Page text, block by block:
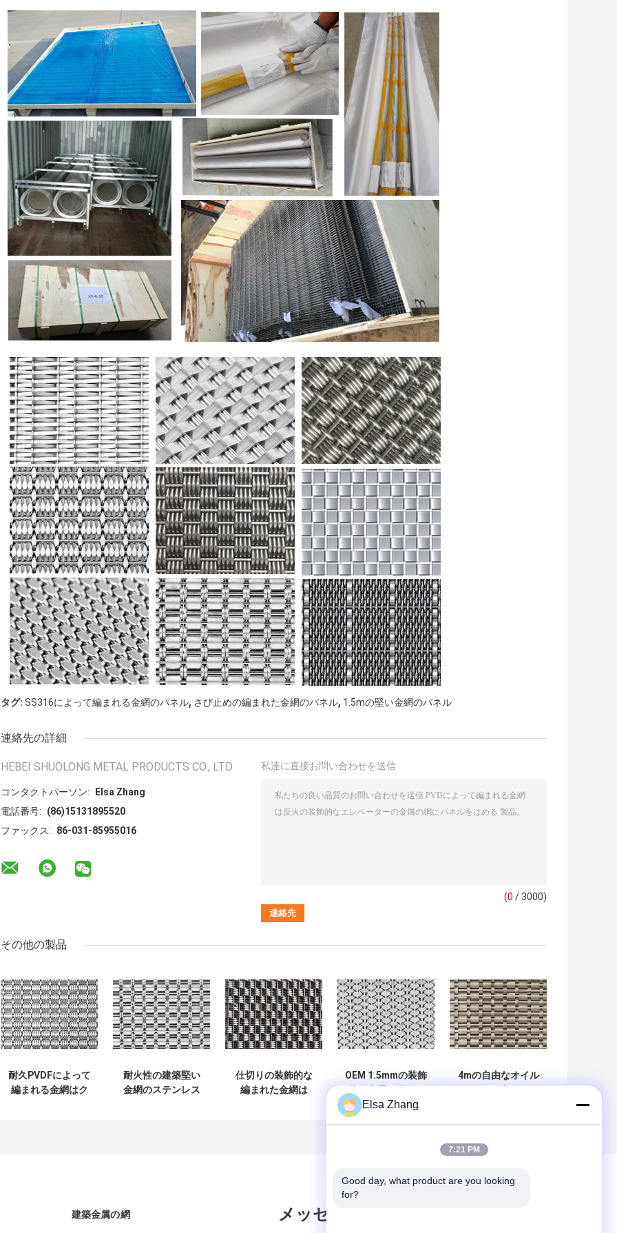
タグ: SS316によって編まれる金網のパネル, さび止めの編まれた金網のパネル, 1.5mの堅い金網のパネル
連絡先の詳細
HEBEI SHUOLONG METAL PRODUCTS CO., LTD
コンタクトパーソン:
Elsa Zhang
電話番号:
(86)15131895520
ファックス:
86-031-85955016
私達に直接お問い合わせを送信
(0 / 3000)
その他の製品
耐久PVDFによって
編まれる金網はク
耐火性の建築堅い
金網のステンレス
仕切りの装飾的な
編まれた金網は
OEM 1.5mmの装飾
クリーン15ftの鋼
線の生地の正面の
4mの自由なオイル
にパネルをはめる
建築金属の網 メッセージ
Elsa Zhang
7:21 PM
Good day, what product are you looking
for?